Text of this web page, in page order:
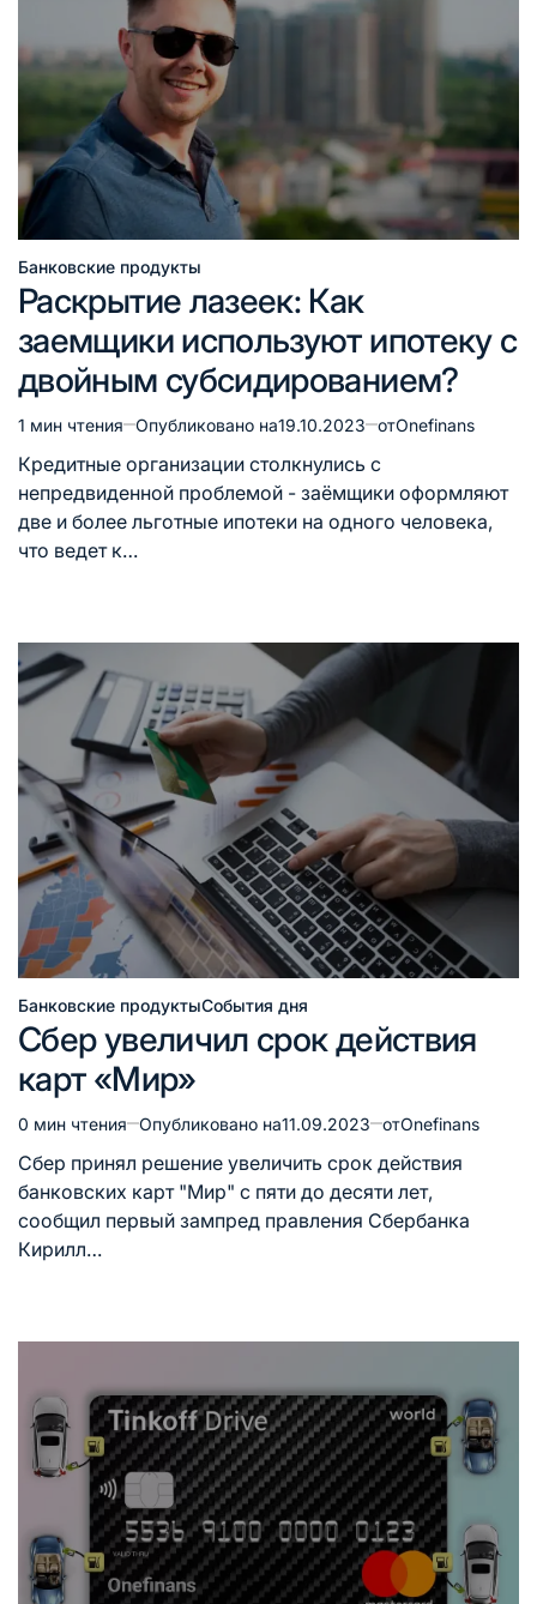
Опубликовано
в
Банковские продукты
Раскрытие лазеек: Как
заемщики используют ипотеку с
двойным субсидированием?
Расчётное
время
чтения
1 мин чтения Опубликовано на19.10.2023 отOnefinans
Кредитные организации столкнулись с
непредвиденной проблемой - заёмщики оформляют
две и более льготные ипотеки на одного человека,
что ведет к…
Опубликовано
в
Банковские продуктыСобытия дня
Сбер увеличил срок действия
карт «Мир»
Расчётное
время
чтения
0 мин чтения Опубликовано на11.09.2023 отOnefinans
Сбер принял решение увеличить срок действия
банковских карт "Мир" с пяти до десяти лет,
сообщил первый зампред правления Сбербанка
Кирилл…